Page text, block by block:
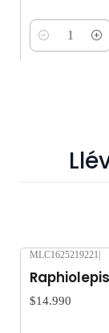
Cantidad
MLC1625219221
$14.990